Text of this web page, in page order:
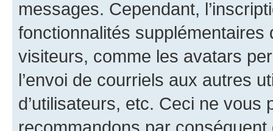
messages. Cependant,
fonctionnalités
visiteurs, comme les avatars
l’envoi de courriels aux autres
d’utilisateurs, etc. Ceci ne vous
recommandons par conséquent